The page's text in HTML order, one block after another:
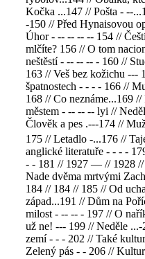
Kočka ...147 // Pošta - --
-150 // Před Hynaisovou
Úhor - -- -- -- -- 154 //
mlčíte? 156 // O tom
neštěstí - -- -- -- - 160 //
163 // Veš bez kožichu ---
špatnostech - - - - 166 //
168 // Co neznáme...169
městem - -- -- -- lyi //
Člověk a pes .---174 //
175 // Letadlo -...176 //
anglické literatuře - - - -
- - 181 // 1927 — // 1928 //
Nade dvěma mrtvými
184 // 184 // 185 // Od
západ...191 // Dům na
milost - -- -- - 197 // O
už ne! --- 199 // Neděle
zemí - - - 202 // Také
Zelený pás - - 206 //